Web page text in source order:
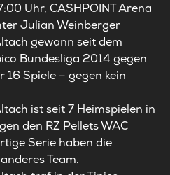
Uhr, CASHPOINT Arena
Julian Weinberger
gewann seit dem
Bundesliga 2014 gegen
16 Spiele – gegen kein
ist seit 7 Heimspielen in
den RZ Pellets WAC
Serie haben die
Team.